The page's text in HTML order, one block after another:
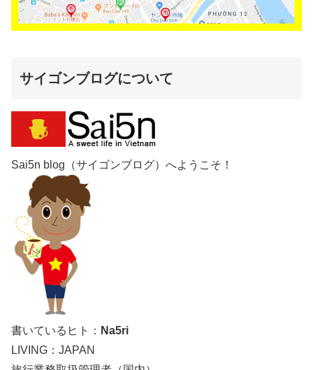
サイゴンブログについて
Sai5n blog（サイゴンブログ）へようこそ！
書いているヒト： Na5ri
LIVING：JAPAN